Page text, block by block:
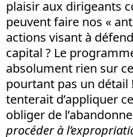
plaisir aux dirigeants
peuvent faire nos «
actions visant à
capital ? Le
absolument rien sur
pourtant pas un
tenterait d’appliquer
obliger de
procéder à